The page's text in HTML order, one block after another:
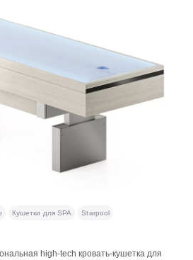
high-tech кровать-кушетка для
Кушетки для SPA Starpool